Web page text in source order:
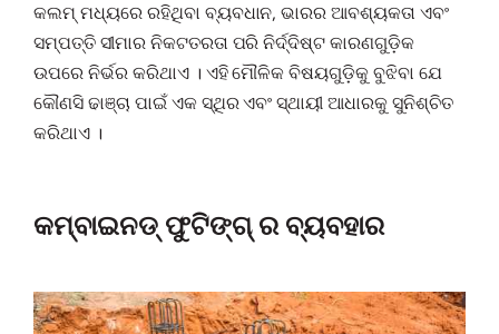
କଲମ୍ ମଧ୍ୟରେ ରହିଥିବା ବ୍ୟବଧାନ, ଭାରର ଆବଶ୍ୟକତା ଏବଂ
ସମ୍ପତ୍ତି ସୀମାର ନିକଟତରତା ପରି ନିର୍ଦ୍ଦିଷ୍ଟ କାରଣଗୁଡ଼ିକ
ଉପରେ ନିର୍ଭର କରିଥାଏ । ଏହି ମୌଳିକ ବିଷୟଗୁଡ଼ିକୁ ବୁଝିବା ଯେ
କୌଣସି ଢାଞ୍ଚା ପାଇଁ ଏକ ସ୍ଥିର ଏବଂ ସ୍ଥାୟୀ ଆଧାରକୁ ସୁନିଶ୍ଚିତ
କରିଥାଏ ।
କମ୍ବାଇନଡ୍ ଫୁଟିଙ୍ଗ୍ ର ବ୍ୟବହାର